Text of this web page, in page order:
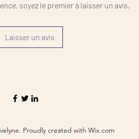
soyez le premier à laisser un avis.
Laisser un avis
Proudly created with Wix.com